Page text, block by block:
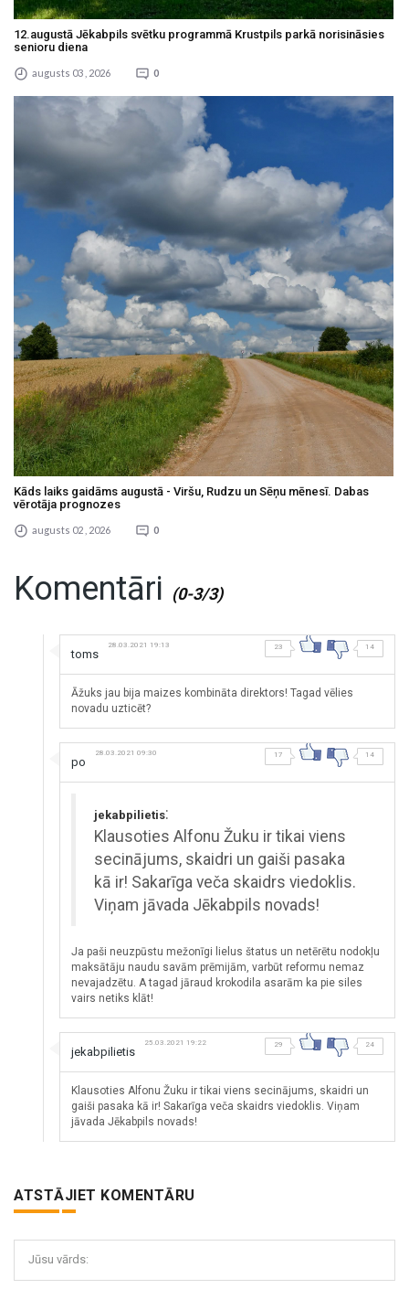
12.augustā Jēkabpils svētku programmā Krustpils parkā norisināsies
senioru diena
augusts 03 , 2026 0
Kāds laiks gaidāms augustā - Viršu, Rudzu un Sēņu mēnesī. Dabas
vērotāja prognozes
augusts 02 , 2026 0
Komentāri (0-3/3)
toms
28.03.2021 19:13 23 14
Āžuks jau bija maizes kombināta direktors! Tagad vēlies
novadu uzticēt?
po
28.03.2021 09:30 17 14
jekabpilietis:
Klausoties Alfonu Žuku ir tikai viens
secinājums, skaidri un gaiši pasaka
kā ir! Sakarīga veča skaidrs viedoklis.
Viņam jāvada Jēkabpils novads!
Ja paši neuzpūstu mežonīgi lielus štatus un netērētu nodokļu
maksātāju naudu savām prēmijām, varbūt reformu nemaz
nevajadzētu. A tagad jāraud krokodila asarām ka pie siles
vairs netiks klāt!
jekabpilietis
25.03.2021 19:22 29 24
Klausoties Alfonu Žuku ir tikai viens secinājums, skaidri un
gaiši pasaka kā ir! Sakarīga veča skaidrs viedoklis. Viņam
jāvada Jēkabpils novads!
ATSTĀJIET KOMENTĀRU
Jūsu vārds: